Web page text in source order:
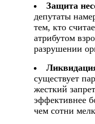
Защита
депутаты
тем, кто
атрибутом
разрушении
существует
жесткий
эффективнее
чем сотни